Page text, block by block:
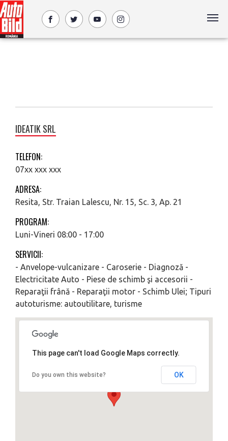
IDEATIK SRL
TELEFON:
07xx xxx xxx
ADRESA:
Resita, Str. Traian Lalescu, Nr. 15, Sc. 3, Ap. 21
PROGRAM:
Luni-Vineri 08:00 - 17:00
SERVICII:
- Anvelope-vulcanizare - Caroserie - Diagnoză -
Electricitate Auto - Piese de schimb şi accesorii -
Reparaţii frână - Reparaţii motor - Schimb Ulei; Tipuri
autoturisme: autoutilitare, turisme
This page can't load Google Maps correctly.
Do you own this website? OK